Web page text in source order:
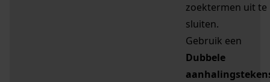
zoektermen uit te
sluiten.
Gebruik een
Dubbele